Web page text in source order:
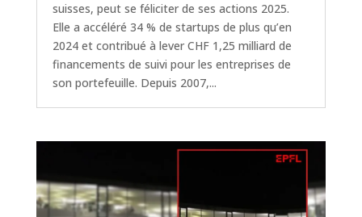
suisses, peut se féliciter de ses actions 2025.
Elle a accéléré 34 % de startups de plus qu’en
2024 et contribué à lever CHF 1,25 milliard de
financements de suivi pour les entreprises de
son portefeuille. Depuis 2007,...